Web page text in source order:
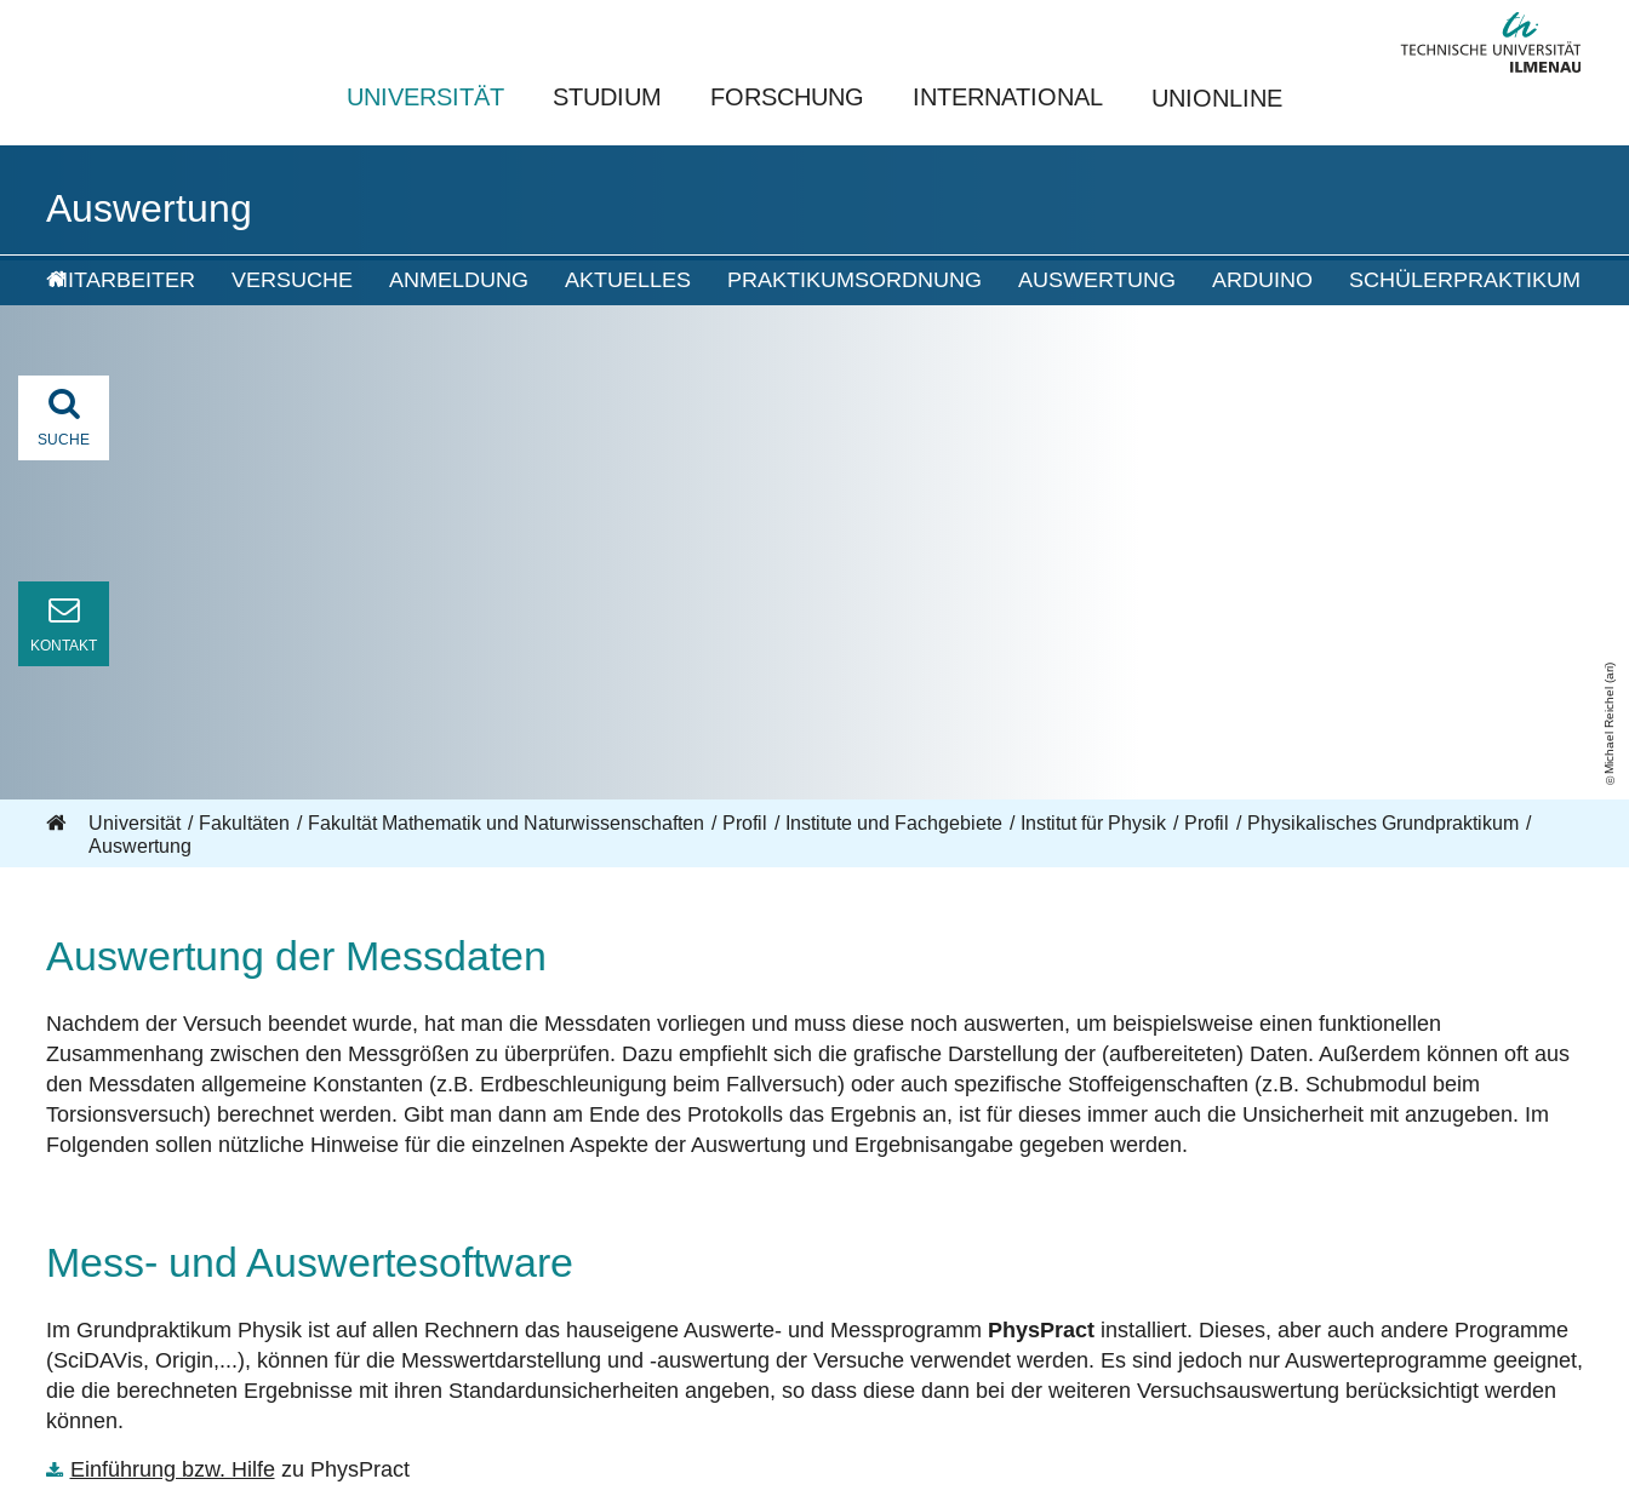
UNIVERSITÄT STUDIUM FORSCHUNG INTERNATIONAL UNIONLINE
Auswertung
MITARBEITER VERSUCHE ANMELDUNG AKTUELLES PRAKTIKUMSORDNUNG AUSWERTUNG ARDUINO SCHÜLERPRAKTIKUM
Michael Reichel (ari)
SUCHE
KONTAKT
Universität Fakultäten Fakultät Mathematik und Naturwissenschaften Profil Institute und Fachgebiete Institut für Physik Profil
Physikalisches Grundpraktikum
Auswertung
Auswertung der Messdaten
Nachdem der Versuch beendet wurde, hat man die Messdaten vorliegen und muss diese noch auswerten, um beispielsweise einen funktionellen
Zusammenhang zwischen den Messgrößen zu überprüfen. Dazu empfiehlt sich die grafische Darstellung der (aufbereiteten) Daten. Außerdem können oft aus
den Messdaten allgemeine Konstanten (z.B. Erdbeschleunigung beim Fallversuch) oder auch spezifische Stoffeigenschaften (z.B. Schubmodul beim
Torsionsversuch) berechnet werden. Gibt man dann am Ende des Protokolls das Ergebnis an, ist für dieses immer auch die Unsicherheit mit anzugeben. Im
Folgenden sollen nützliche Hinweise für die einzelnen Aspekte der Auswertung und Ergebnisangabe gegeben werden.
Mess- und Auswertesoftware
Im Grundpraktikum Physik ist auf allen Rechnern das hauseigene Auswerte- und Messprogramm PhysPractinstalliert. Dieses, aber auch andere Programme
(SciDAVis, Origin,...), können für die Messwertdarstellung und -auswertung der Versuche verwendet werden. Es sind jedoch nur Auswerteprogramme geeignet,
die die berechneten Ergebnisse mit ihren Standardunsicherheiten angeben, so dass diese dann bei der weiteren Versuchsauswertung berücksichtigt werden
können.
Einführung bzw. Hilfezu PhysPract